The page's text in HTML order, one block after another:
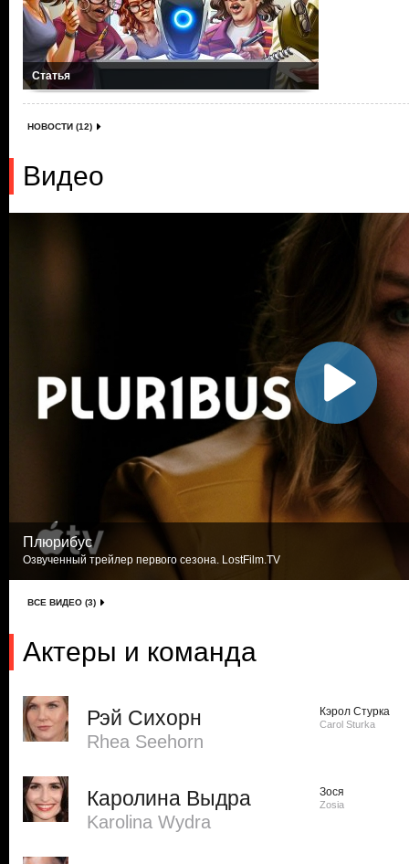
Статья
НОВОСТИ (12)
Видео
Плюрибус
Озвученный трейлер первого сезона. LostFilm.TV
ВСЕ ВИДЕО (3)
Актеры и команда
Рэй Сихорн
Rhea Seehorn
Кэрол Стурка
Carol Sturka
Каролина Выдра
Karolina Wydra
Зося
Zosia